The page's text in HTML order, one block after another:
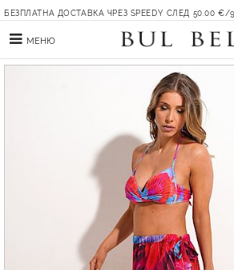
БЕЗПЛАТНА ДОСТАВКА ЧРЕЗ SPEEDY СЛЕД 50.00 €/
МЕНЮ